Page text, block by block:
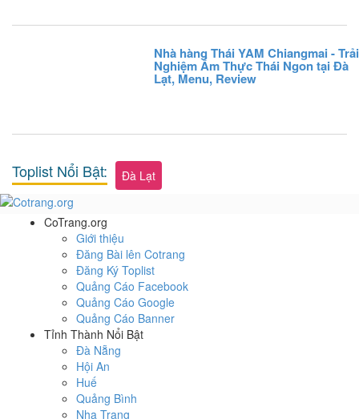
Nhà hàng Thái YAM Chiangmai - Trải
Nghiệm Ẩm Thực Thái Ngon tại Đà
Lạt, Menu, Review
Toplist Nổi Bật: Đà Lạt
CoTrang.org
Giới thiệu
Đăng Bài lên Cotrang
Đăng Ký Toplist
Quảng Cáo Facebook
Quảng Cáo Google
Quảng Cáo Banner
Tỉnh Thành Nổi Bật
Đà Nẵng
Hội An
Huế
Quảng Bình
Nha Trang